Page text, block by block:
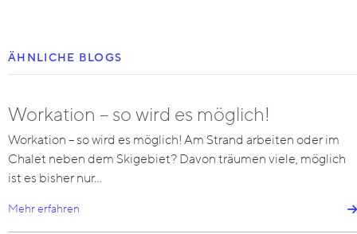
ÄHNLICHE BLOGS
Workation – so wird es möglich!
Workation – so wird es möglich! Am Strand arbeiten oder im
Chalet neben dem Skigebiet? Davon träumen viele, möglich
ist es bisher nur…
Mehr erfahren